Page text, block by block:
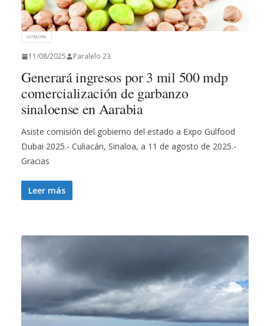
ULTIMORA
11/08/2025 Paralelo 23
Generará ingresos por 3 mil 500 mdp
comercialización de garbanzo
sinaloense en Aarabia
Asiste comisión del gobierno del estado a Expo Gulfood
Dubai 2025.- Culiacán, Sinaloa, a 11 de agosto de 2025.-
Gracias
Leer más